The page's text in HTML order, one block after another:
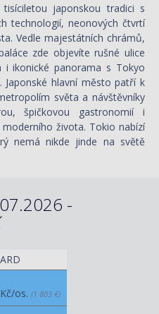
japonskou tradici s
technologií, neonových čtvrtí
Vedle majestátních chrámů,
zde objevíte rušné ulice
i ikonické panorama s Tokyo
hlavní město patří k
světa a návštěvníky
špičkovou gastronomií i
života. Tokio nabízí
nemá nikde jinde na světě
-
os. (1 803 €)